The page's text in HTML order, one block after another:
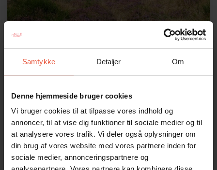
Samtykke Detaljer Om
Denne hjemmeside bruger cookies
Vi bruger cookies til at tilpasse vores indhold og
annoncer, til at vise dig funktioner til sociale medier og til
at analysere vores trafik. Vi deler også oplysninger om
din brug af vores website med vores partnere inden for
sociale medier, annonceringspartnere og
Ferie med børn